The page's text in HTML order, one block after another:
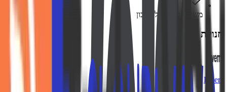
משיכה מהירה לחשבון
חנויות דומות
Fiverr